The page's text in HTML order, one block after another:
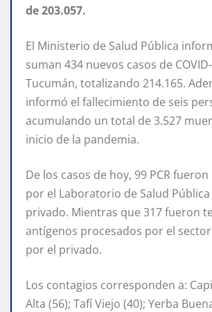
de 203.057.
El Ministerio de Salud Pública
suman 434 nuevos casos de
Tucumán, totalizando 214.165.
informó el fallecimiento de seis
acumulando un total de 3.527
inicio de la pandemia.
De los casos de hoy, 99 PCR
por el Laboratorio de Salud
privado. Mientras que 317 fueron
antígenos procesados por el
por el privado.
Los contagios corresponden a:
Alta (56); Tafí Viejo (40); Yerba